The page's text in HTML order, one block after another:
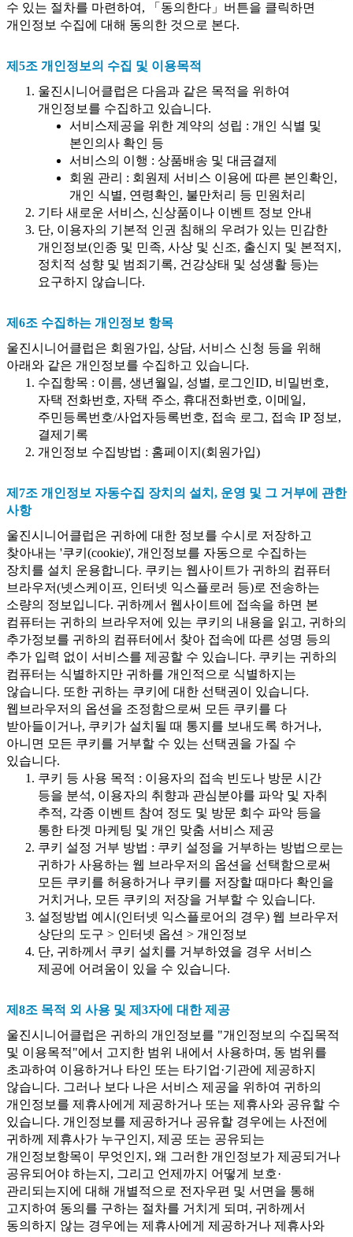
수 있는 절차를 마련하여, 「동의한다」버튼을 클릭하면
개인정보 수집에 대해 동의한 것으로 본다.
제5조 개인정보의 수집 및 이용목적
울진시니어클럽은 다음과 같은 목적을 위하여
개인정보를 수집하고 있습니다.
서비스제공을 위한 계약의 성립 : 개인 식별 및
본인의사 확인 등
서비스의 이행 : 상품배송 및 대금결제
회원 관리 : 회원제 서비스 이용에 따른 본인확인,
개인 식별, 연령확인, 불만처리 등 민원처리
기타 새로운 서비스, 신상품이나 이벤트 정보 안내
단, 이용자의 기본적 인권 침해의 우려가 있는 민감한
개인정보(인종 및 민족, 사상 및 신조, 출신지 및 본적지,
정치적 성향 및 범죄기록, 건강상태 및 성생활 등)는
요구하지 않습니다.
제6조 수집하는 개인정보 항목
울진시니어클럽은 회원가입, 상담, 서비스 신청 등을 위해
아래와 같은 개인정보를 수집하고 있습니다.
수집항목 : 이름, 생년월일, 성별, 로그인ID, 비밀번호,
자택 전화번호, 자택 주소, 휴대전화번호, 이메일,
주민등록번호/사업자등록번호, 접속 로그, 접속 IP 정보,
결제기록
개인정보 수집방법 : 홈페이지(회원가입)
제7조 개인정보 자동수집 장치의 설치, 운영 및 그 거부에 관한
사항
울진시니어클럽은 귀하에 대한 정보를 수시로 저장하고
찾아내는 '쿠키(cookie)', 개인정보를 자동으로 수집하는
장치를 설치 운용합니다. 쿠키는 웹사이트가 귀하의 컴퓨터
브라우저(넷스케이프, 인터넷 익스플로러 등)로 전송하는
소량의 정보입니다. 귀하께서 웹사이트에 접속을 하면 본
컴퓨터는 귀하의 브라우저에 있는 쿠키의 내용을 읽고, 귀하의
추가정보를 귀하의 컴퓨터에서 찾아 접속에 따른 성명 등의
추가 입력 없이 서비스를 제공할 수 있습니다. 쿠키는 귀하의
컴퓨터는 식별하지만 귀하를 개인적으로 식별하지는
않습니다. 또한 귀하는 쿠키에 대한 선택권이 있습니다.
웹브라우저의 옵션을 조정함으로써 모든 쿠키를 다
받아들이거나, 쿠키가 설치될 때 통지를 보내도록 하거나,
아니면 모든 쿠키를 거부할 수 있는 선택권을 가질 수
있습니다.
쿠키 등 사용 목적 : 이용자의 접속 빈도나 방문 시간
등을 분석, 이용자의 취향과 관심분야를 파악 및 자취
추적, 각종 이벤트 참여 정도 및 방문 회수 파악 등을
통한 타겟 마케팅 및 개인 맞춤 서비스 제공
쿠키 설정 거부 방법 : 쿠키 설정을 거부하는 방법으로는
귀하가 사용하는 웹 브라우저의 옵션을 선택함으로써
모든 쿠키를 허용하거나 쿠키를 저장할 때마다 확인을
거치거나, 모든 쿠키의 저장을 거부할 수 있습니다.
설정방법 예시(인터넷 익스플로어의 경우) 웹 브라우저
상단의 도구 > 인터넷 옵션 > 개인정보
단, 귀하께서 쿠키 설치를 거부하였을 경우 서비스
제공에 어려움이 있을 수 있습니다.
제8조 목적 외 사용 및 제3자에 대한 제공
울진시니어클럽은 귀하의 개인정보를 "개인정보의 수집목적
및 이용목적"에서 고지한 범위 내에서 사용하며, 동 범위를
초과하여 이용하거나 타인 또는 타기업·기관에 제공하지
않습니다. 그러나 보다 나은 서비스 제공을 위하여 귀하의
개인정보를 제휴사에게 제공하거나 또는 제휴사와 공유할 수
있습니다. 개인정보를 제공하거나 공유할 경우에는 사전에
귀하께 제휴사가 누구인지, 제공 또는 공유되는
개인정보항목이 무엇인지, 왜 그러한 개인정보가 제공되거나
공유되어야 하는지, 그리고 언제까지 어떻게 보호·
관리되는지에 대해 개별적으로 전자우편 및 서면을 통해
고지하여 동의를 구하는 절차를 거치게 되며, 귀하께서
동의하지 않는 경우에는 제휴사에게 제공하거나 제휴사와